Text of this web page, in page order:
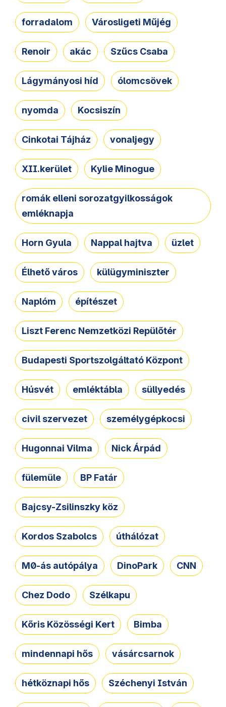
forradalom Városligeti Műjég
Renoir akác Szűcs Csaba
Lágymányosi híd ólomcsövek
nyomda Kocsiszín
Cinkotai Tájház vonaljegy
XII.kerület Kylie Minogue
romák elleni sorozatgyilkosságok
emléknapja
Horn Gyula Nappal hajtva üzlet
Élhető város külügyminiszter
Naplóm építészet
Liszt Ferenc Nemzetközi Repülőtér
Budapesti Sportszolgáltató Központ
Húsvét emléktábla süllyedés
civil szervezet személygépkocsi
Hugonnai Vilma Nick Árpád
fülemüle BP Fatár
Bajcsy-Zsilinszky köz
Kordos Szabolcs úthálózat
M0-ás autópálya DinoPark CNN
Chez Dodo Szélkapu
Kőris Közösségi Kert Bimba
mindennapi hős vásárcsarnok
hétköznapi hős Széchenyi István